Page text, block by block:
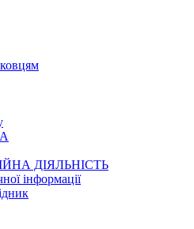
ДІЯЛЬНІСТЬ
інформації